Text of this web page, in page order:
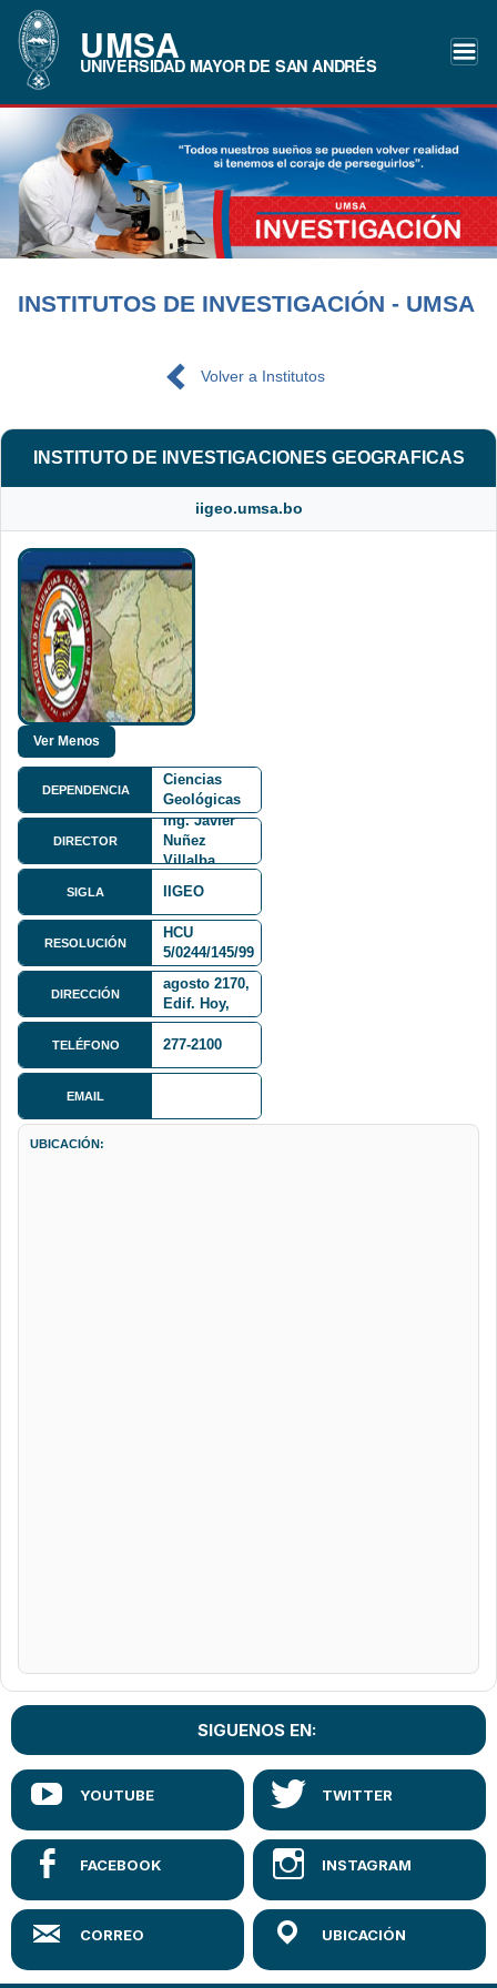
UMSA
UNIVERSIDAD MAYOR DE SAN ANDRÉS
INSTITUTOS DE INVESTIGACIÓN - UMSA
Volver a Institutos
INSTITUTO DE INVESTIGACIONES GEOGRAFICAS
iigeo.umsa.bo
DEPENDENCIA
Ciencias
Geológicas
FCG
DIRECTOR
Ing. Javier
Nuñez
Villalba
SIGLA IIGEO
RESOLUCIÓN
HCU
5/0244/145/99
DIRECCIÓN
Av. 6 de
agosto 2170,
Edif. Hoy,
Piso 4
TELÉFONO 277-2100
EMAIL
UBICACIÓN:
SIGUENOS EN: